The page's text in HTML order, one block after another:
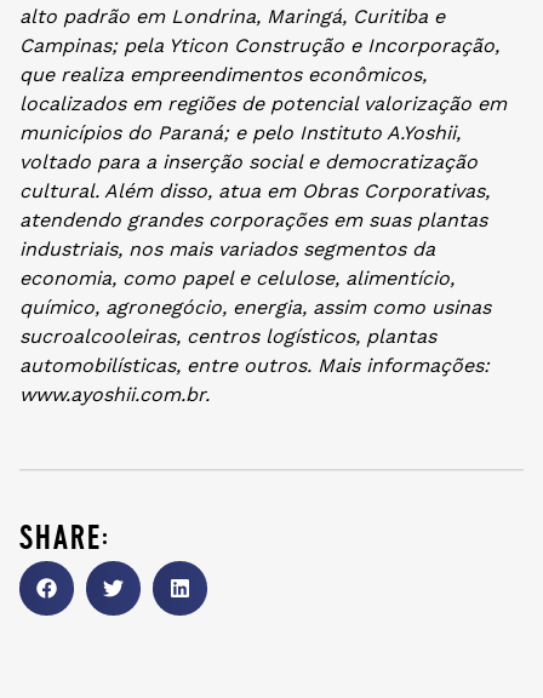
alto padrão em Londrina, Maringá, Curitiba e
Campinas; pela Yticon Construção e Incorporação,
que realiza empreendimentos econômicos,
localizados em regiões de potencial valorização em
municípios do Paraná; e pelo Instituto A.Yoshii,
voltado para a inserção social e democratização
cultural. Além disso, atua em Obras Corporativas,
atendendo grandes corporações em suas plantas
industriais, nos mais variados segmentos da
economia, como papel e celulose, alimentício,
químico, agronegócio, energia, assim como usinas
sucroalcooleiras, centros logísticos, plantas
automobilísticas, entre outros. Mais informações:
www.ayoshii.com.br.
share: